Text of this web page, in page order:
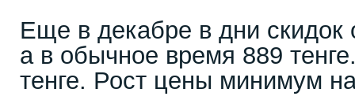
Еще в декабре в дни скидок
а в обычное время 889
тенге. Рост цены минимум